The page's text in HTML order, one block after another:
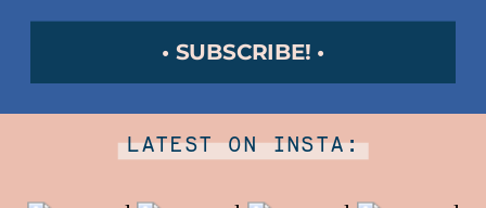
• SUBSCRIBE! •
LATEST ON INSTA: